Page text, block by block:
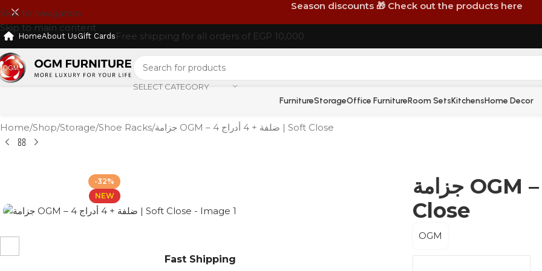
Skip to navigation
Skip to main content
Season discounts 🎁 Check out the products here
HomeAbout UsGift Cards Free shipping for all orders of EGP 10,000
SELECT CATEGORY
FurnitureStorageOffice FurnitureRoom SetsKitchensHome Decor
Home Shop Storage Shoe Racks جزامة OGM – 4 ضلفة + 4 أدراج | Soft Close
-32%
NEW
Fast Shipping
جزامة OGM – 4 ضلفة + 4 أدراج | Soft
Close
OGM